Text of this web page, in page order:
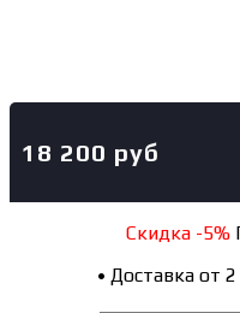
18 200 руб
Скидка -5%
• Доставка от